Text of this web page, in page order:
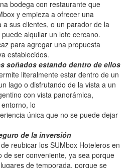
bodega con restaurante que
y empieza a ofrecer una
a sus clientes, o un parador de la
alquilar un lote cercano.
para agregar una propuesta
establecidos.
soñados estando dentro de ellos
literalmente estar dentro de un
lago o disfrutando de la vista a un
con vista panorámica,
lo
única que no se puede dejar
de la inversión
reubicar los SUMbox Hoteleros en
de ser conveniente, ya sea porque
de temporada, porque se